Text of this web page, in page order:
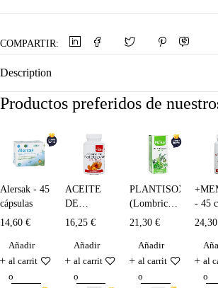
COMPARTIR:
Description
Productos preferidos de
Alersak - 45
cápsulas
14,60 €
Añadir
al carrit
o
ACEITE
DE
CALABAZA
SELENIO
+
VITAMINA
16,25 €
Añadir
al carrit
o
PLANTISOX
(Lombrices)
- 250 ml
21,30€
Añadir
al carrit
o
- 45
24,30
al
o